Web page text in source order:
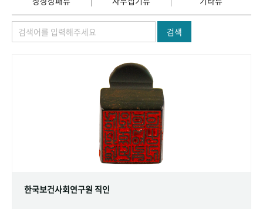
사진 아카이브 문서 기록물 행정박물 영상 기록물
숫자로 보는 50년 50+1
검색
한국보건사회연구원 직인